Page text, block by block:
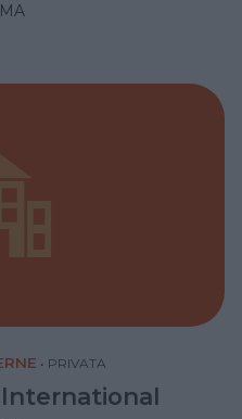
• PRIVATA